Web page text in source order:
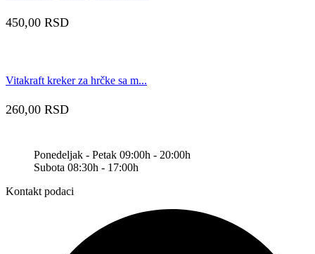
450,00 RSD
Vitakraft kreker za hrčke sa m...
260,00 RSD
Ponedeljak - Petak 09:00h - 20:00h
Subota 08:30h - 17:00h
Kontakt podaci